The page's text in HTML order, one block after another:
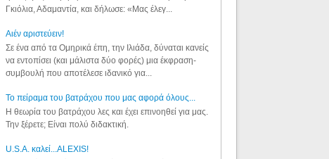
Γκιόλια, Αδαμαντία, και δήλωσε: «Μας έλεγ...
Aιέν αριστεύειν!
Σε ένα από τα Ομηρικά έπη, την Ιλιάδα, δύναται κανείς
να εντοπίσει (και μάλιστα δύο φορές) μια έκφραση-
συμβουλή που αποτέλεσε ιδανικό για...
Το πείραμα του βατράχου που μας αφορά όλους...
Η θεωρία του βατράχου λες και έχει επινοηθεί για μας.
Την ξέρετε; Είναι πολύ διδακτική.
U.S.A. καλεί...ALEXIS!